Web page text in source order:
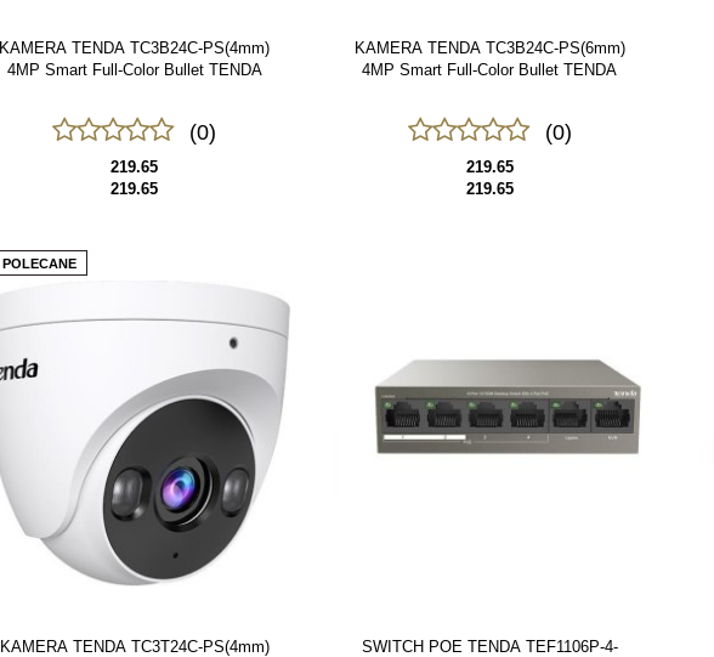
KAMERA TENDA TC3B24C-PS(4mm)
4MP Smart Full-Color Bullet TENDA
(0)
219.65
219.65
KAMERA TENDA TC3B24C-PS(6mm)
4MP Smart Full-Color Bullet TENDA
(0)
219.65
219.65
POLECANE
KAMERA TENDA TC3T24C-PS(4mm)
SWITCH POE TENDA TEF1106P-4-